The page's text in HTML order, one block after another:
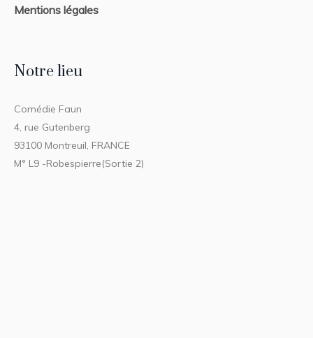
Mentions légales
Notre lieu
Comédie Faun
4, rue Gutenberg
93100 Montreuil, FRANCE
M° L9 -Robespierre(Sortie 2)